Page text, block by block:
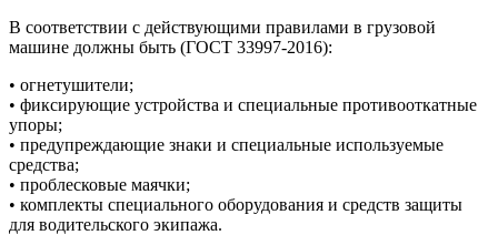
В соответствии с действующими правилами в грузовой
машине должны быть (ГОСТ 33997-2016):
• огнетушители;
• фиксирующие устройства и специальные противооткатные
упоры;
• предупреждающие знаки и специальные используемые
средства;
• проблесковые маячки;
• комплекты специального оборудования и средств защиты
для водительского экипажа.